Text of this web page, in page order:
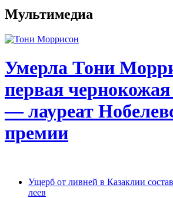
Мультимедиа
Умерла Тони
первая
— лауреат
премии
Ущерб от ливней в Казаклии
леев